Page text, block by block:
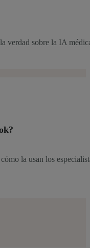
verdad sobre la IA
la usan los